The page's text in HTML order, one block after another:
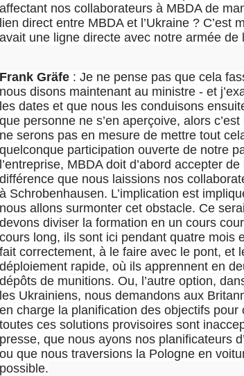
affectant nos collaborateurs à MBDA de
lien direct entre MBDA et l’Ukraine ? C’est
avait une ligne directe avec notre armée de
Frank Gräfe : Je ne pense pas que cela
nous disons maintenant au ministre - et
les dates et que nous les conduisons
que personne ne s’en aperçoive, alors
ne serons pas en mesure de mettre tout
quelconque participation ouverte de notre
l’entreprise, MBDA doit d’abord accepter
différence que nous laissions nos
à Schrobenhausen. L’implication est
nous allons surmonter cet obstacle. Ce
devons diviser la formation en un cours
cours long, ils sont ici pendant quatre mois
fait correctement, à le faire avec le pont, et
déploiement rapide, où ils apprennent en
dépôts de munitions. Ou, l’autre option,
les Ukrainiens, nous demandons aux
en charge la planification des objectifs pour
toutes ces solutions provisoires sont
presse, que nous ayons nos planificateurs
ou que nous traversions la Pologne en
possible.